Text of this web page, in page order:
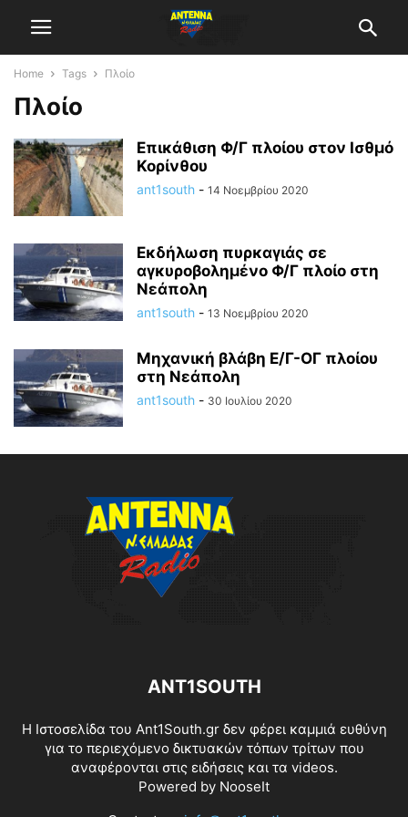
Home Tags Πλοίο
Πλοίο
Επικάθιση Φ/Γ πλοίου στoν Iσθμό
Κορίνθου
ant1south - 14 Νοεμβρίου 2020
Εκδήλωση πυρκαγιάς σε
αγκυροβολημένο Φ/Γ πλοίο στη
Νεάπολη
ant1south - 13 Νοεμβρίου 2020
Μηχανική βλάβη Ε/Γ-ΟΓ πλοίου
στη Νεάπολη
ant1south - 30 Ιουλίου 2020
ANT1SOUTH
Η Ιστοσελίδα του Ant1South.gr δεν φέρει καμμιά ευθύνη
για το περιεχόμενο δικτυακών τόπων τρίτων που
αναφέρονται στις ειδήσεις και τα videos.
Powered by NooseIt